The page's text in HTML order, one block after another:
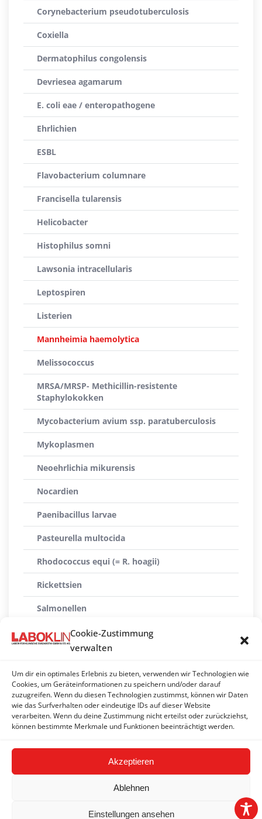
Cookie-Zustimmung
verwalten
Um dir ein optimales Erlebnis zu bieten, verwenden wir Technologien wie
Cookies, um Geräteinformationen zu speichern und/oder darauf
zuzugreifen. Wenn du diesen Technologien zustimmst, können wir Daten
wie das Surfverhalten oder eindeutige IDs auf dieser Website
verarbeiten. Wenn du deine Zustimmung nicht erteilst oder zurückziehst,
können bestimmte Merkmale und Funktionen beeinträchtigt werden.
Akzeptieren
Ablehnen
Einstellungen ansehen
Corynebacterium pseudotuberculosis
Coxiella
Dermatophilus congolensis
Devriesea agamarum
E. coli eae / enteropathogene
Ehrlichien
ESBL
Flavobacterium columnare
Francisella tularensis
Helicobacter
Histophilus somni
Lawsonia intracellularis
Leptospiren
Listerien
Mannheimia haemolytica
Melissococcus
MRSA/MRSP- Methicillin-resistente
Staphylokokken
Mycobacterium avium ssp. paratuberculosis
Mykoplasmen
Neoehrlichia mikurensis
Nocardien
Paenibacillus larvae
Pasteurella multocida
Rhodococcus equi (= R. hoagii)
Rickettsien
Salmonellen
Staphylokokken
Streptococcus equi (Druse-Erreger)
Taylorellen
Treponema paraluiscuniculi
Yersinien